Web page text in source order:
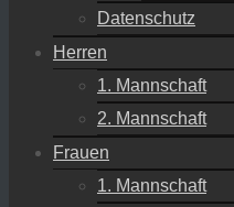
Datenschutz
Herren
1. Mannschaft
2. Mannschaft
Frauen
1. Mannschaft